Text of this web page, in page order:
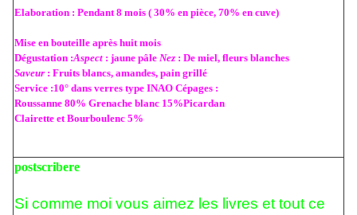
Elaboration : Pendant 8 mois ( 30% en pièce, 70% en cuve)
Mise en bouteille après huit mois
Dégustation :Aspect : jaune pâle Nez : De miel, fleurs blanches
Saveur : Fruits blancs, amandes, pain grillé
Service :10° dans verres type INAO Cépages :
Roussanne 80% Grenache blanc 15%Picardan
Clairette et Bourboulenc 5%
postscribere
Si comme moi vous aimez les livres et tout ce